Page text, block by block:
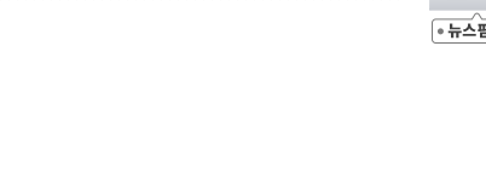
·태양광주↑ VS 트레이드데스크·웬디스↓